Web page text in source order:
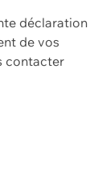
déclaration
de vos
contacter